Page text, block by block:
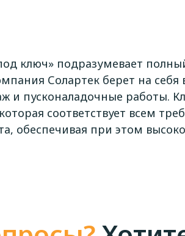
ключ» подразумевает
Солартек берет на
и пусконаладочные работы.
соответствует всем
обеспечивая при этом